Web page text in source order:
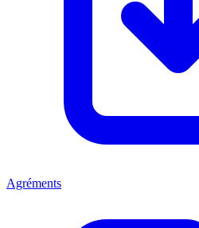
Agréments